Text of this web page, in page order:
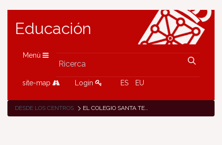
Educación
Menù
site-map Login ES EU
DESDE LOS CENTROS EL COLEGIO SANTA TERESA DE JESÚS DE PAMPLONA, ESCUELA EMBAJADORA DEL PARLAMENTO EUROPEO, PARTICIPA EN EL DÍA INTERNACIONAL DEL MIGRANTE